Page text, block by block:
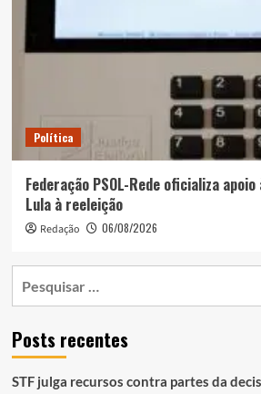
Política
Federação PSOL-Rede oficializa
Lula à reeleição
Redação 06/08/2026
Posts recentes
STF julga recursos contra partes da